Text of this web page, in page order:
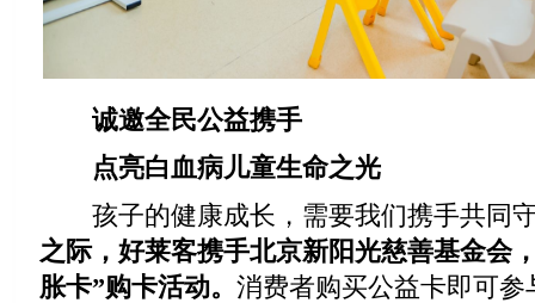
诚邀全民公益携手
点亮白血病儿童生命之光
孩子的健康成长，需要我们携手共同
之际，好莱客携手北京新阳光慈善基金会
胀卡”购卡活动。 消费者购买公益卡即可